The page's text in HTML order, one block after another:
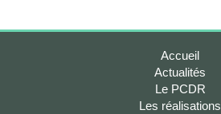
Accueil
Actualités
Le PCDR
Les réalisations